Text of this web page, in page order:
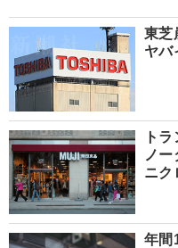
東芝
ヤバ
ト
ノ
ニク
年間